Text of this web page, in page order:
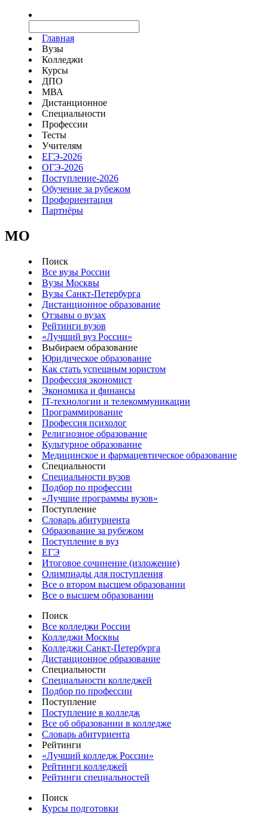
Главная
Вузы
Колледжи
Курсы
ДПО
МВА
Дистанционное
Специальности
Профессии
Тесты
Учителям
ЕГЭ-2026
ОГЭ-2026
Поступление-2026
Обучение за рубежом
Профориентация
Партнёры
MO
Поиск
Все вузы России
Вузы Москвы
Вузы Санкт-Петербурга
Дистанционное образование
Отзывы о вузах
Рейтинги вузов
«Лучший вуз России»
Выбираем образование
Юридическое образование
Как стать успешным юристом
Профессия экономист
Экономика и финансы
IT-технологии и телекоммуникации
Программирование
Профессия психолог
Религиозное образование
Культурное образование
Медицинское и фармацевтическое образование
Специальности
Специальности вузов
Подбор по профессии
«Лучшие программы вузов»
Поступление
Словарь абитуриента
Образование за рубежом
Поступление в вуз
ЕГЭ
Итоговое сочинение (изложение)
Олимпиады для поступления
Все о втором высшем образовании
Все о высшем образовании
Поиск
Все колледжи России
Колледжи Москвы
Колледжи Санкт-Петербурга
Дистанционное образование
Специальности
Специальности колледжей
Подбор по профессии
Поступление
Поступление в колледж
Все об образовании в колледже
Словарь абитуриента
Рейтинги
«Лучший колледж России»
Рейтинги колледжей
Рейтинги специальностей
Поиск
Курсы подготовки